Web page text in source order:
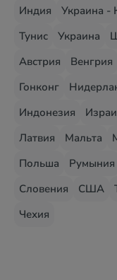
Индия
Украина -
Тунис
Украина
Австрия
Венгрия
Гонконг
Индонезия
Латвия
Мальта
Польша
Румыния
Словения
США
Чехия